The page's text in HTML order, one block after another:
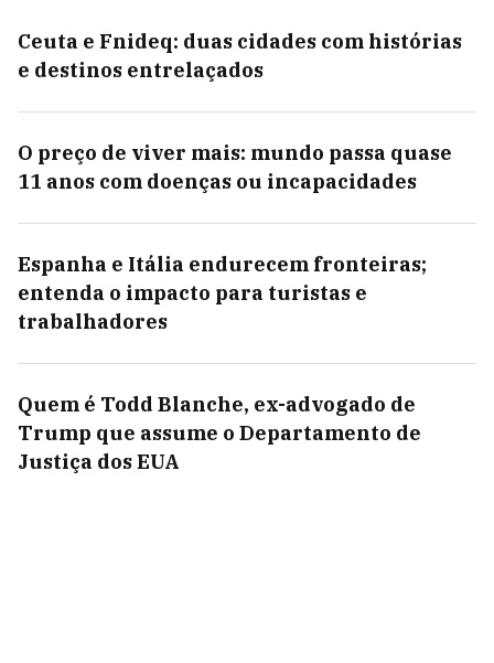
Ceuta e Fnideq: duas cidades com histórias
e destinos entrelaçados
O preço de viver mais: mundo passa quase
11 anos com doenças ou incapacidades
Espanha e Itália endurecem fronteiras;
entenda o impacto para turistas e
trabalhadores
Quem é Todd Blanche, ex-advogado de
Trump que assume o Departamento de
Justiça dos EUA